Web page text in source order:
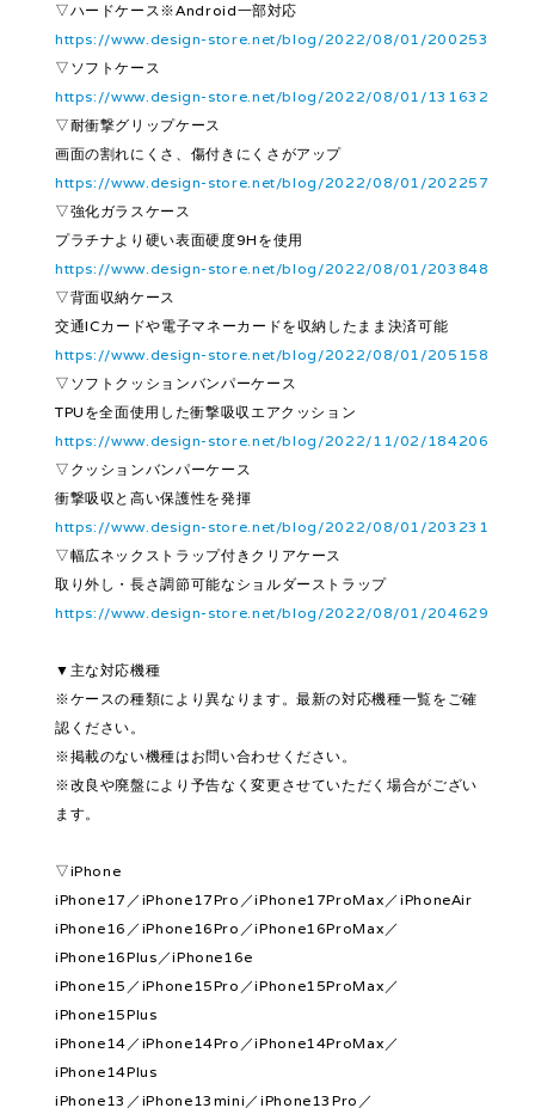
▽ハードケース※Android一部対応
https://www.design-store.net/blog/2022/08/01/200253
▽ソフトケース
https://www.design-store.net/blog/2022/08/01/131632
▽耐衝撃グリップケース
画面の割れにくさ、傷付きにくさがアップ
https://www.design-store.net/blog/2022/08/01/202257
▽強化ガラスケース
プラチナより硬い表面硬度9Hを使用
https://www.design-store.net/blog/2022/08/01/203848
▽背面収納ケース
交通ICカードや電子マネーカードを収納したまま決済可能
https://www.design-store.net/blog/2022/08/01/205158
▽ソフトクッションバンパーケース
TPUを全面使用した衝撃吸収エアクッション
https://www.design-store.net/blog/2022/11/02/184206
▽クッションバンパーケース
衝撃吸収と高い保護性を発揮
https://www.design-store.net/blog/2022/08/01/203231
▽幅広ネックストラップ付きクリアケース
取り外し・長さ調節可能なショルダーストラップ
https://www.design-store.net/blog/2022/08/01/204629
▼主な対応機種
※ケースの種類により異なります。最新の対応機種一覧をご確
認ください。
※掲載のない機種はお問い合わせください。
※改良や廃盤により予告なく変更させていただく場合がござい
ます。
▽iPhone
iPhone17／iPhone17Pro／iPhone17ProMax／iPhoneAir
iPhone16／iPhone16Pro／iPhone16ProMax／
iPhone16Plus／iPhone16e
iPhone15／iPhone15Pro／iPhone15ProMax／
iPhone15Plus
iPhone14／iPhone14Pro／iPhone14ProMax／
iPhone14Plus
iPhone13／iPhone13mini／iPhone13Pro／